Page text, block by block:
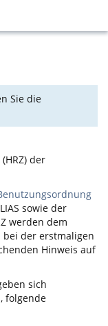
Sie die
(HRZ) der
sowie der
werden dem
bei der erstmaligen
Hinweis auf
sich
folgende